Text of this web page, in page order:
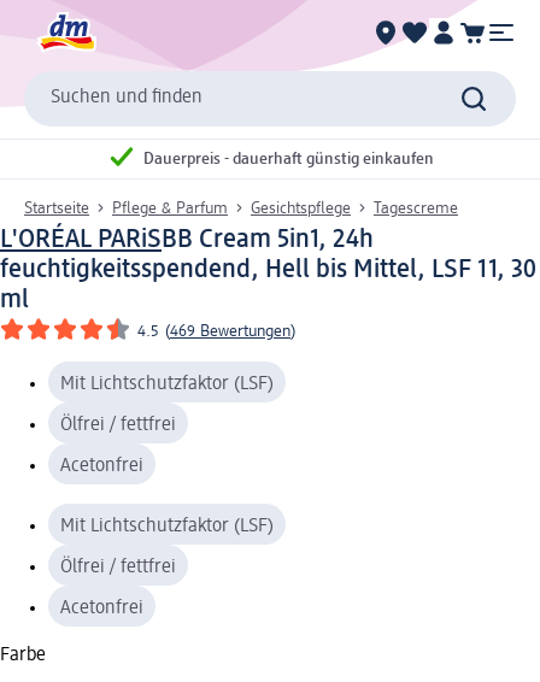
Suchen und finden
Dauerpreis - dauerhaft günstig einkaufen
Startseite Pflege & Parfum Gesichtspflege Tagescreme
L'ORÉAL PARiSBB Cream 5in1, 24h
feuchtigkeitsspendend, Hell bis Mittel, LSF 11, 30
ml
4.5 (469 Bewertungen)
Mit Lichtschutzfaktor (LSF)
Ölfrei / fettfrei
Acetonfrei
Mit Lichtschutzfaktor (LSF)
Ölfrei / fettfrei
Acetonfrei
Farbe